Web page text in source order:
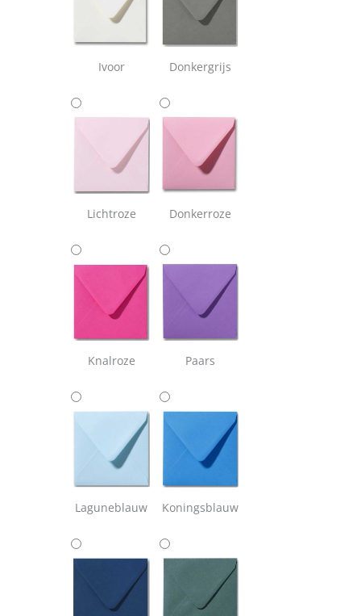
Ivoor Donkergrijs
Lichtroze Donkerroze
Knalroze Paars
Laguneblauw Koningsblauw